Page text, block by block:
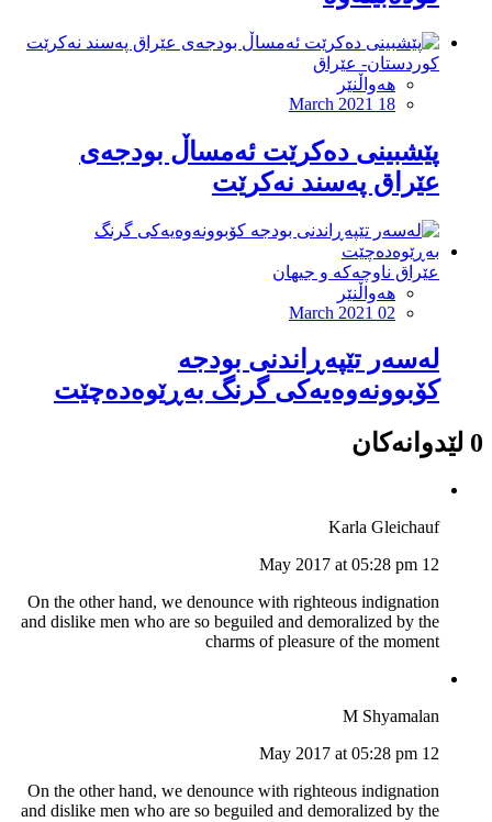
کوردستان- عێراق
هەواڵنێر
March 2021 18
پێشبینی دەکرێت ئەمساڵ بودجەی
عێراق پەسند نەکرێت
عێراق ناوچەکە و جیهان
هەواڵنێر
March 2021 02
له‌سه‌ر تێپه‌ڕاندنى بودجه‌
كۆبوونه‌وه‌یه‌كى گرنگ به‌ڕێوه‌ده‌چێت
0 لێدوانەکان
Karla Gleichauf
12 May 2017 at 05:28 pm
On the other hand, we denounce with righteous indignation
and dislike men who are so beguiled and demoralized by the
charms of pleasure of the moment
M Shyamalan
12 May 2017 at 05:28 pm
On the other hand, we denounce with righteous indignation
and dislike men who are so beguiled and demoralized by the